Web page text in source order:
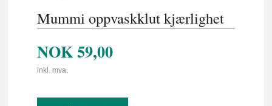
Mummi oppvaskklut kjærlighet
NOK59,00
inkl. mva.